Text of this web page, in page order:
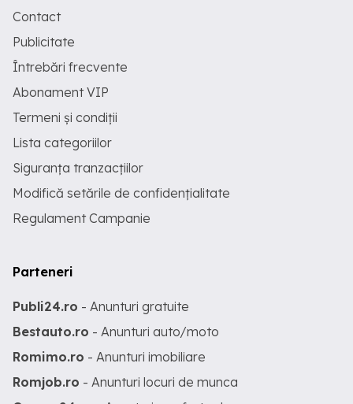
Contact
Publicitate
Întrebări frecvente
Abonament VIP
Termeni și condiții
Lista categoriilor
Siguranța tranzacțiilor
Modifică setările de confidențialitate
Regulament Campanie
Parteneri
Publi24.ro - Anunturi gratuite
Bestauto.ro - Anunturi auto/moto
Romimo.ro - Anunturi imobiliare
Romjob.ro - Anunturi locuri de munca